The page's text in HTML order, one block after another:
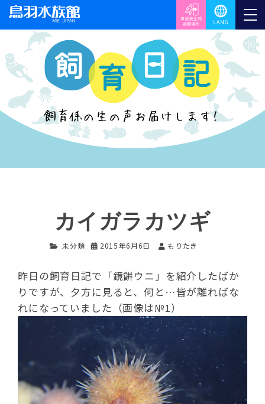
カイガラカツギ
未分類 2015年6月6日 もりたき
昨日の飼育日記で「鏡餅ウニ」を紹介したばか
りですが、夕方に見ると、何と…皆が離ればな
れになっていました（画像は№1）